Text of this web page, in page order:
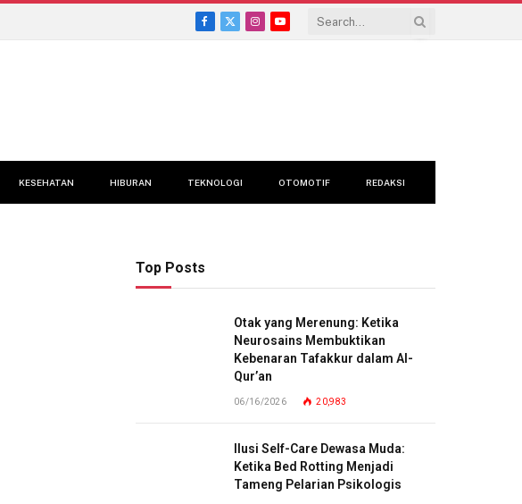
Facebook
X
InstagramYouTube
KESEHATAN HIBURAN TEKNOLOGI OTOMOTIF REDAKSI
Top Posts
Otak yang Merenung: Ketika
Neurosains Membuktikan
Kebenaran Tafakkur dalam Al-
Qur’an
06/16/2026 20,983
Ilusi Self-Care Dewasa Muda:
Ketika Bed Rotting Menjadi
Tameng Pelarian Psikologis